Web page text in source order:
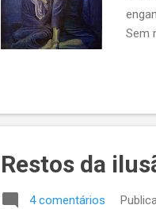
Sem
Restos da
4 comentários